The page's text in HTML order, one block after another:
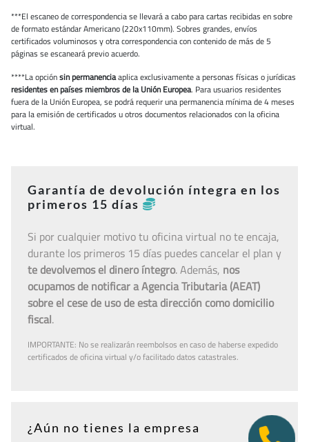
***El escaneo de correspondencia se llevará a cabo para cartas recibidas en sobre
de formato estándar Americano (220x110mm). Sobres grandes, envíos
certificados voluminosos y otra correspondencia con contenido de más de 5
páginas se escaneará previo acuerdo.
****La opciónsin permanenciaaplica exclusivamente a personas físicas o jurídicas
residentes en países miembros de la Unión Europea. Para usuarios residentes
fuera de la Unión Europea, se podrá requerir una permanencia mínima de 4 meses
para la emisión de certificados u otros documentos relacionados con la oficina
virtual.
Garantía de devolución íntegra en los
primeros 15 días
Si por cualquier motivo tu oficina virtual no te encaja,
durante los primeros 15 días puedes cancelar el plan y
te devolvemos el dinero íntegro. Además, nos
ocupamos de notificar a Agencia Tributaria (AEAT)
sobre el cese de uso de esta dirección como domicilio
fiscal.
IMPORTANTE: No se realizarán reembolsos en caso de haberse expedido
certificados de oficina virtual y/o facilitado datos catastrales.
¿Aún no tienes la empresa